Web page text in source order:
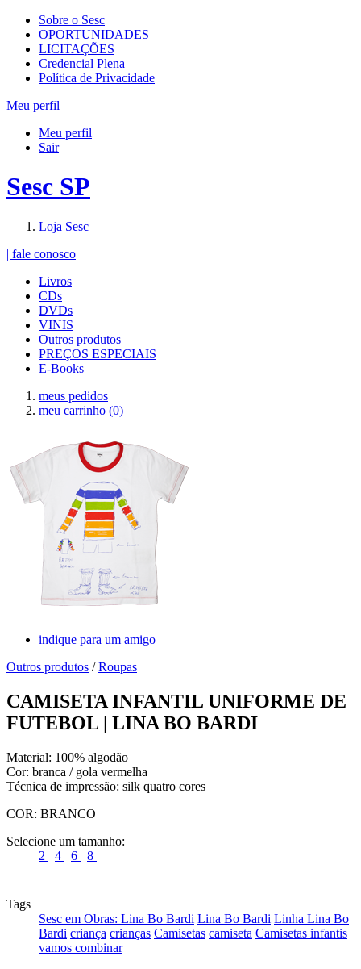
Sobre o Sesc
OPORTUNIDADES
LICITAÇÕES
Credencial Plena
Política de Privacidade
Meu perfil
Meu perfil
Sair
Sesc SP
Loja Sesc
| fale conosco
Livros
CDs
DVDs
VINIS
Outros produtos
PREÇOS ESPECIAIS
E-Books
meus pedidos
meu carrinho (0)
indique para um amigo
Outros produtos /Roupas
CAMISETA INFANTIL UNIFORME DE
FUTEBOL | LINA BO BARDI
Material: 100% algodão
Cor: branca / gola vermelha
Técnica de impressão: silk quatro cores
COR: BRANCO
Selecione um tamanho:
2
4 6 8
Tags
Sesc em Obras: Lina Bo Bardi Lina Bo Bardi Linha Lina Bo
Bardi criança crianças Camisetas camiseta Camisetas infantis
vamos combinar